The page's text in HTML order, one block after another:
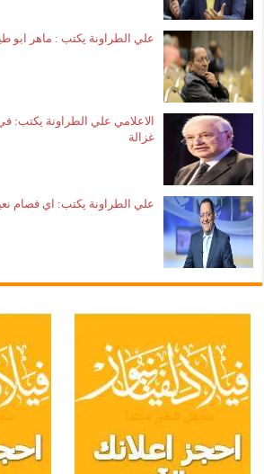
علي الطراونة يكتب : ماهر ابو
الاعلامي علي الطراونة يكتب:
غزالة
علي الطراونة يكتب: اي فصام